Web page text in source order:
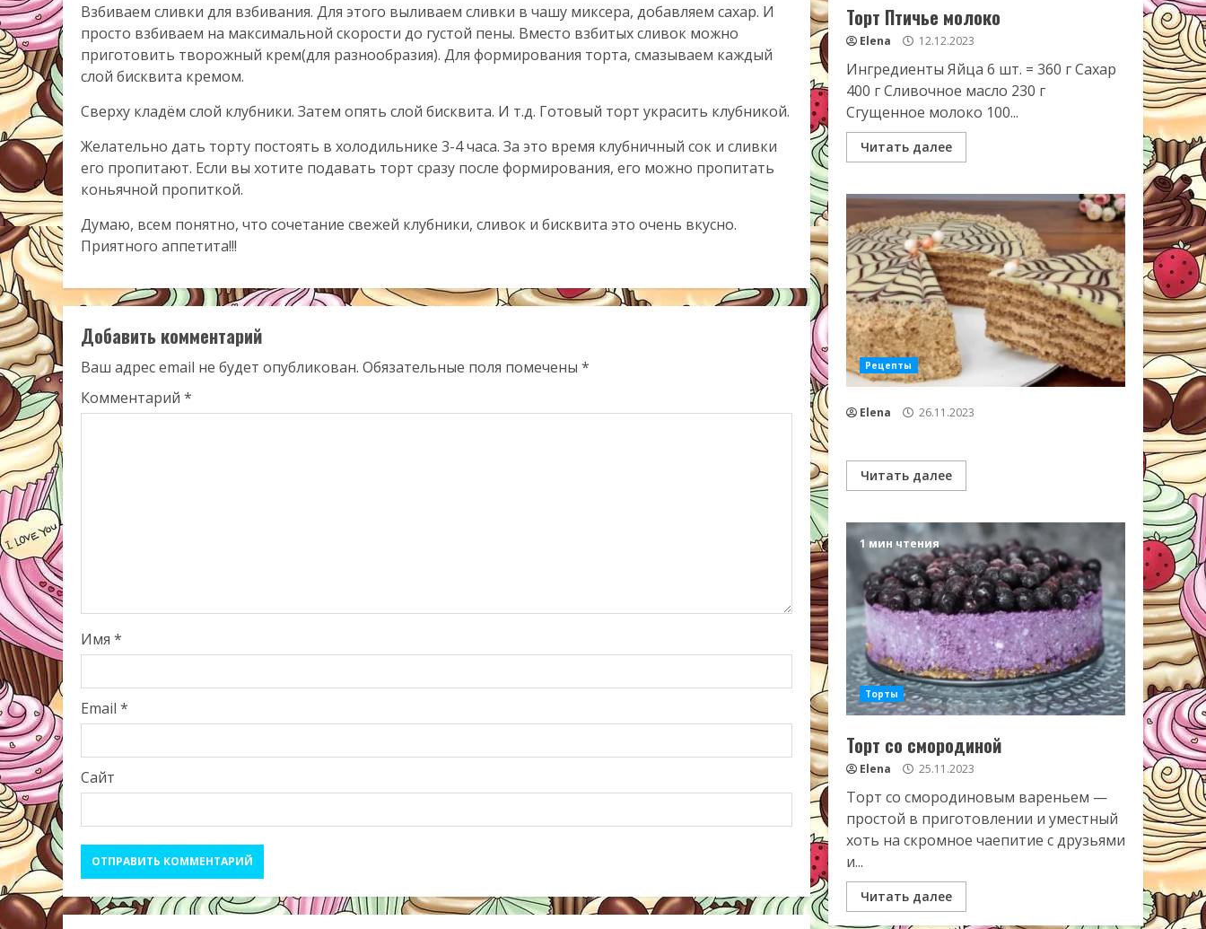
Взбиваем сливки для взбивания. Для этого выливаем сливки в чашу миксера, добавляем сахар. И
просто взбиваем на максимальной скорости до густой пены. Вместо взбитых сливок можно
приготовить творожный крем(для разнообразия). Для формирования торта, смазываем каждый
слой бисквита кремом.
Сверху кладём слой клубники. Затем опять слой бисквита. И т.д. Готовый торт украсить клубникой.
Желательно дать торту постоять в холодильнике 3-4 часа. За это время клубничный сок и сливки
его пропитают. Если вы хотите подавать торт сразу после формирования, его можно пропитать
коньячной пропиткой.
Думаю, всем понятно, что сочетание свежей клубники, сливок и бисквита это очень вкусно.
Приятного аппетита!!!
Добавить комментарий
Ваш адрес email не будет опубликован. Обязательные поля помечены *
Комментарий *
Имя *
Email *
Сайт
Торт Птичье молоко
Elena 12.12.2023
Ингредиенты Яйца 6 шт. = 360 г Сахар
400 г Сливочное масло 230 г
Сгущенное молоко 100...
Читать далее
Рецепты
Elena 26.11.2023
Читать далее
1 мин чтения
Торты
Торт со смородиной
Elena 25.11.2023
Торт со смородиновым вареньем —
простой в приготовлении и уместный
хоть на скромное чаепитие с друзьями
и...
Читать далее